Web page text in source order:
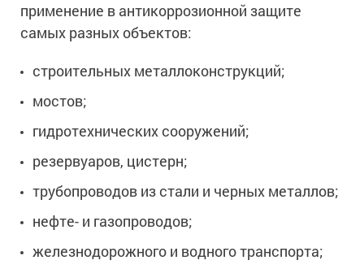
применение в антикоррозионной защите
самых разных объектов:
строительных металлоконструкций;
мостов;
гидротехнических сооружений;
резервуаров, цистерн;
трубопроводов из стали и черных металлов;
нефте- и газопроводов;
железнодорожного и водного транспорта;